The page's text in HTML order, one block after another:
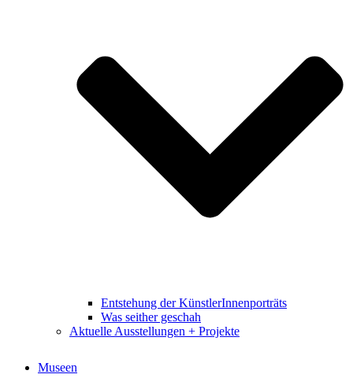
Entstehung der KünstlerInnenporträts
Was seither geschah
Aktuelle Ausstellungen + Projekte
Museen